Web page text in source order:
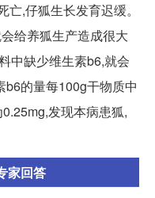
,仔狐生长发育迟缓。
给养狐生产造成很大
中缺少维生素b6,就会
的量每100g干物质中
发现本病患狐,
家回答